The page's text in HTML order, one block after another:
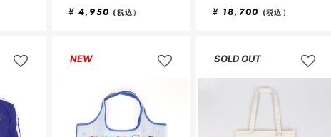
¥ 4,950 (税込） ¥ 18,700 (税込）
NEW SOLD OUT